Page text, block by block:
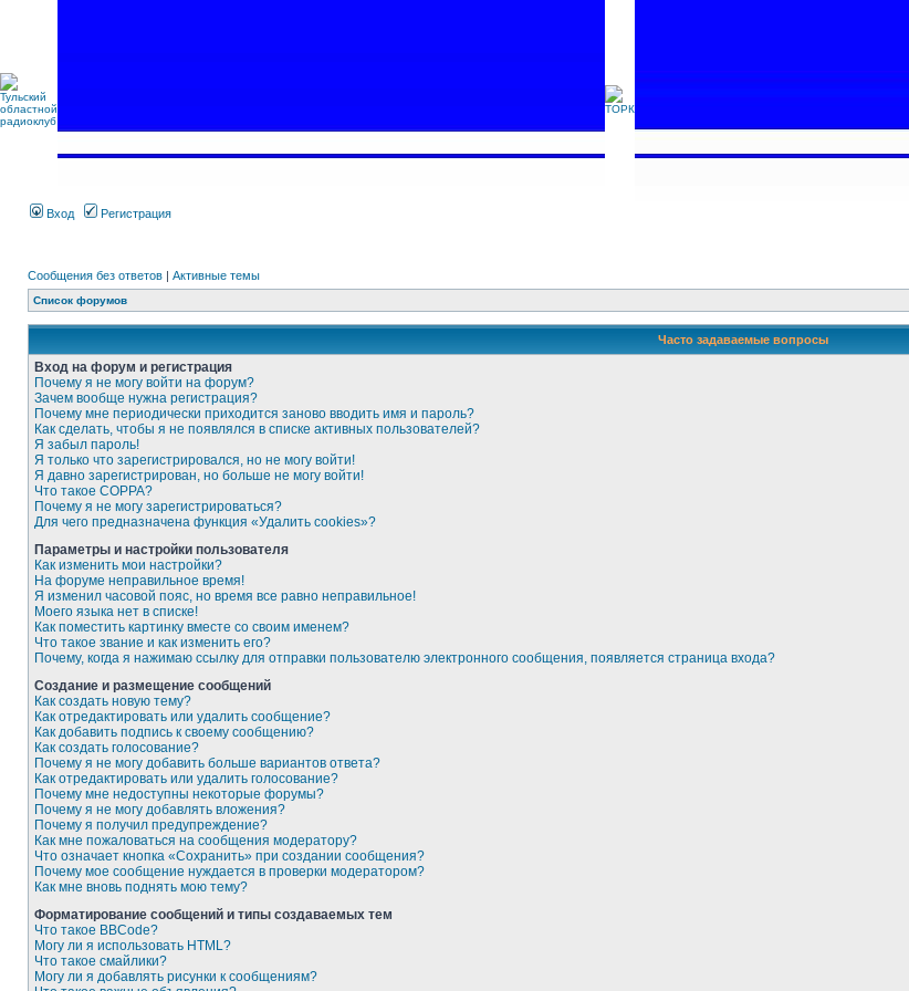
Вход Регистрация
Сообщения без ответов | Активные темы
Список форумов
Часто задаваемые вопросы
Вход на форум и регистрация
Почему я не могу войти на форум?
Зачем вообще нужна регистрация?
Почему мне периодически приходится заново вводить имя и пароль?
Как сделать, чтобы я не появлялся в списке активных пользователей?
Я забыл пароль!
Я только что зарегистрировался, но не могу войти!
Я давно зарегистрирован, но больше не могу войти!
Что такое COPPA?
Почему я не могу зарегистрироваться?
Для чего предназначена функция «Удалить cookies»?
Параметры и настройки пользователя
Как изменить мои настройки?
На форуме неправильное время!
Я изменил часовой пояс, но время все равно неправильное!
Моего языка нет в списке!
Как поместить картинку вместе со своим именем?
Что такое звание и как изменить его?
Почему, когда я нажимаю ссылку для отправки пользователю электронного сообщения, появляется страница входа?
Создание и размещение сообщений
Как создать новую тему?
Как отредактировать или удалить сообщение?
Как добавить подпись к своему сообщению?
Как создать голосование?
Почему я не могу добавить больше вариантов ответа?
Как отредактировать или удалить голосование?
Почему мне недоступны некоторые форумы?
Почему я не могу добавлять вложения?
Почему я получил предупреждение?
Как мне пожаловаться на сообщения модератору?
Что означает кнопка «Сохранить» при создании сообщения?
Почему мое сообщение нуждается в проверки модератором?
Как мне вновь поднять мою тему?
Форматирование сообщений и типы создаваемых тем
Что такое BBCode?
Могу ли я использовать HTML?
Что такое смайлики?
Могу ли я добавлять рисунки к сообщениям?